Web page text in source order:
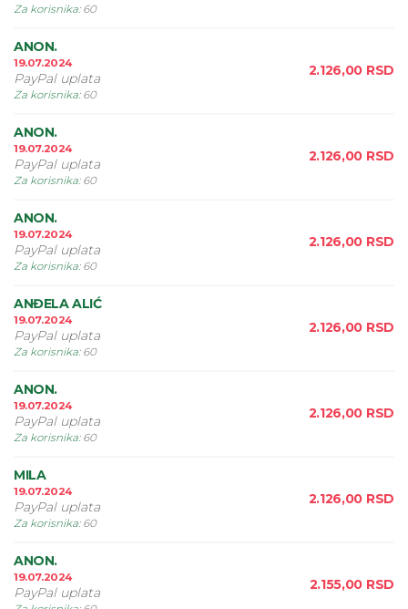
Za korisnika: 60
ANON.
19.07.2024
PayPal uplata
Za korisnika: 60
2.126,00 RSD
ANON.
19.07.2024
PayPal uplata
Za korisnika: 60
2.126,00 RSD
ANON.
19.07.2024
PayPal uplata
Za korisnika: 60
2.126,00 RSD
ANĐELA ALIĆ
19.07.2024
PayPal uplata
Za korisnika: 60
2.126,00 RSD
ANON.
19.07.2024
PayPal uplata
Za korisnika: 60
2.126,00 RSD
MILA
19.07.2024
PayPal uplata
Za korisnika: 60
2.126,00 RSD
ANON.
19.07.2024
PayPal uplata 2.155,00 RSD